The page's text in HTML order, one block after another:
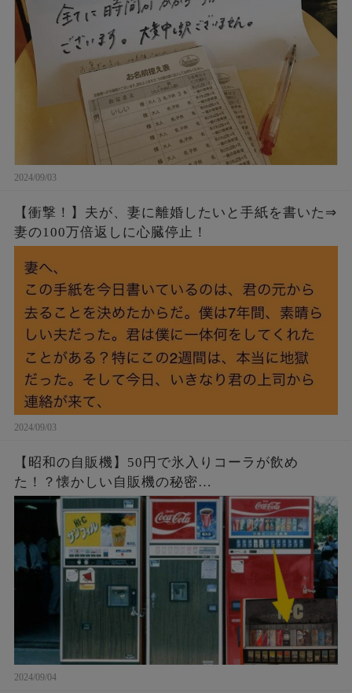
2024/09/03
【衝撃！】夫が、妻に離婚したいと手紙を書いた⇒
妻の100万倍返しに心臓停止！
2024/09/03
【昭和の自販機】50円で氷入りコーラが飲め
た！？懐かしい自販機の秘密…
2024/09/04